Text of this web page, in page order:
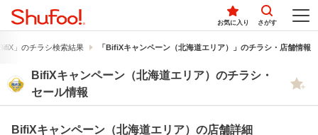
お気に入り さがす
」のチラシ検索結果 「BifiXキャンペーン（北海道エリア）」のチラシ・店舗情報
BifiXキャンペーン（北海道エリア）のチラシ・
セール情報
BifiXキャンペーン（北海道エリア）の店舗詳細